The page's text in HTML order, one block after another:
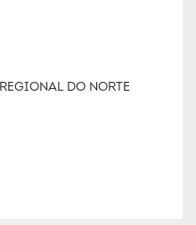
DO NORTE